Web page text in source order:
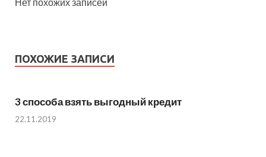
Нет похожих записей
ПОХОЖИЕ ЗАПИСИ
3 способа взять выгодный кредит
22.11.2019